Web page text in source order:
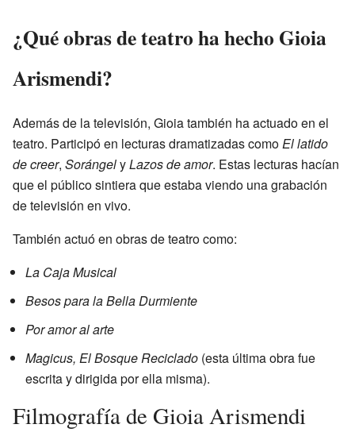
¿Qué obras de teatro ha hecho Gioia
Arismendi?
Además de la televisión, Gioia también ha actuado en el
teatro. Participó en lecturas dramatizadas comoEl latido
de creer, SorángelyLazos de amor. Estas lecturas hacían
que el público sintiera que estaba viendo una grabación
de televisión en vivo.
También actuó en obras de teatro como:
La Caja Musical
Besos para la Bella Durmiente
Por amor al arte
Magicus, El Bosque Reciclado (esta última obra fue
escrita y dirigida por ella misma).
Filmografía de Gioia Arismendi